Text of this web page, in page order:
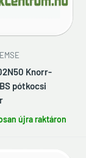
Knorr-
pótkocsi
újra raktáron